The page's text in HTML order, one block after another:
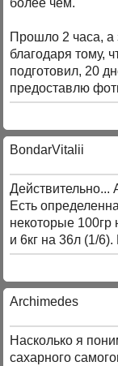
более чем.
Прошло 2 часа, а
благодаря тому,
подготовил, 20
предоставлю
BondarVitalii
Действительно...
Есть
некоторые 100гр
и 6кг на 36л (1/
Archimedes
Насколько я
сахарного